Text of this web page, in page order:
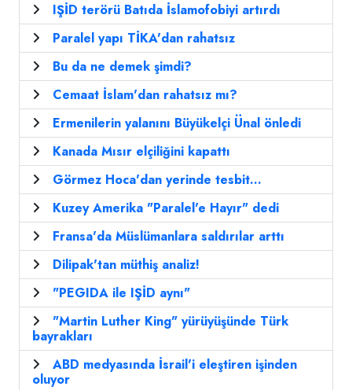
IŞİD terörü Batıda İslamofobiyi artırdı
Paralel yapı TİKA'dan rahatsız
Bu da ne demek şimdi?
Cemaat İslam'dan rahatsız mı?
Ermenilerin yalanını Büyükelçi Ünal önledi
Kanada Mısır elçiliğini kapattı
Görmez Hoca'dan yerinde tesbit...
Kuzey Amerika "Paralel'e Hayır" dedi
Fransa'da Müslümanlara saldırılar arttı
Dilipak'tan müthiş analiz!
"PEGIDA ile IŞİD aynı"
"Martin Luther King" yürüyüşünde Türk
bayrakları
ABD medyasında İsrail'i eleştiren işinden
oluyor